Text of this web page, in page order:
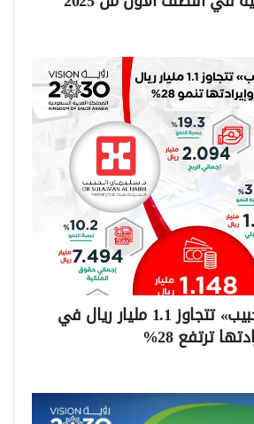
أرباح «سليمان الحبيب» تتجاوز 1.1 مليار ريال في
ترتفع 28%